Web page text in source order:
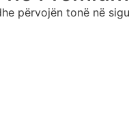
përvojën tonë në